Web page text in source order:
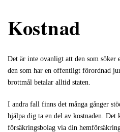
Kostnad
Det är inte ovanligt att den som söker
den som har en offentligt förordnad
brottmål betalar alltid staten.
I andra fall finns det många gånger
hjälpa dig ta en del av kostnaden. Det
försäkringsbolag via din